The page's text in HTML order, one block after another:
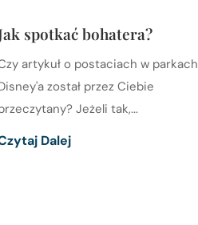
spotkać bohatera?
artykuł o postaciach w parkach
został przez Ciebie
Jeżeli tak,...
Dalej